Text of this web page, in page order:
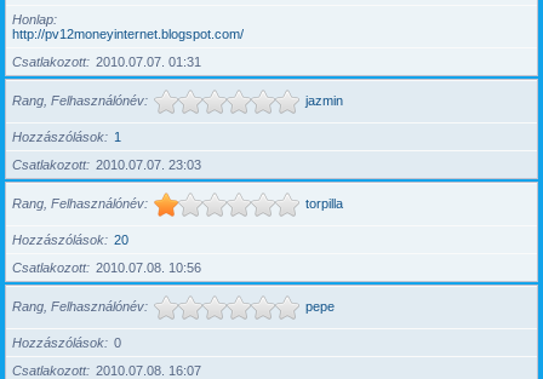
Honlap
http://pv12moneyinternet.blogspot.com/
Csatlakozott
2010.07.07. 01:31
Rang, Felhasználónév jazmin
Hozzászólások
1
Csatlakozott
2010.07.07. 23:03
Rang, Felhasználónév torpilla
Hozzászólások
20
Csatlakozott
2010.07.08. 10:56
Rang, Felhasználónév pepe
Hozzászólások
0
Csatlakozott
2010.07.08. 16:07